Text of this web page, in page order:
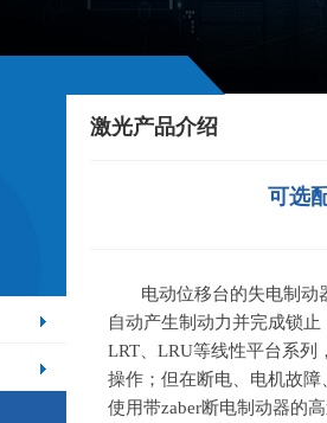
激光产品介绍
可选
电动位移台的失电制动
自动产生制动力并完成锁
LRT、LRU等线性平台系列
操作；但在断电、电机故障
使用带zaber断电制动器的